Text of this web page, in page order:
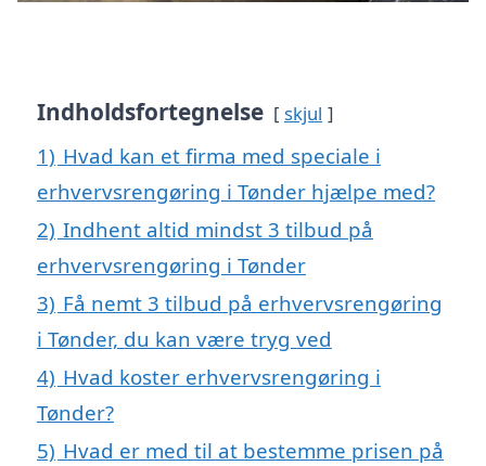
Indholdsfortegnelse skjul
1) Hvad kan et firma med speciale i
erhvervsrengøring i Tønder hjælpe med?
2) Indhent altid mindst 3 tilbud på
erhvervsrengøring i Tønder
3) Få nemt 3 tilbud på erhvervsrengøring
i Tønder, du kan være tryg ved
4) Hvad koster erhvervsrengøring i
Tønder?
5) Hvad er med til at bestemme prisen på